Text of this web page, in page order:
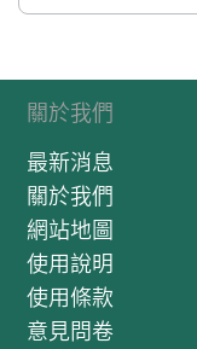
關於我們
最新消息
關於我們
網站地圖
使用說明
使用條款
意見問卷